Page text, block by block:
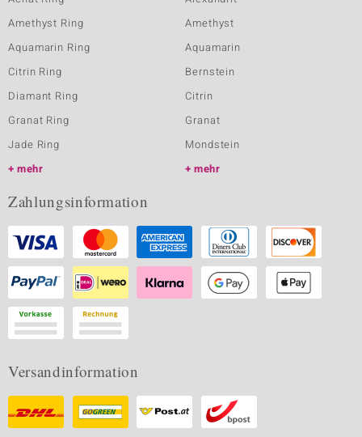
Amethyst Ring
Aquamarin Ring
Citrin Ring
Diamant Ring
Granat Ring
Jade Ring
mehr
Amethyst
Aquamarin
Bernstein
Citrin
Granat
Mondstein
mehr
Zahlungsinformation
Versandinformation